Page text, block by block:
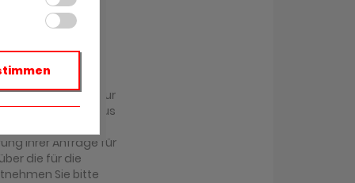
übermittelt und zur
im Haus
Ihrer
Ihrer Anfrage für
die für die
Sie bitte